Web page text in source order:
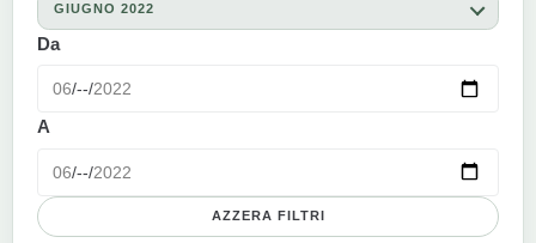
GIUGNO 2022
Da
A
AZZERA FILTRI